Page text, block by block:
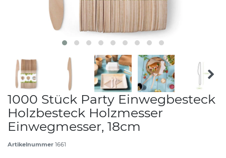
1000 Stück Party Einwegbesteck
Holzbesteck Holzmesser
Einwegmesser, 18cm
Artikelnummer 1661